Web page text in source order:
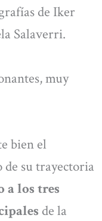
de Iker
Salaverri.
muy
bien el
su trayectoria
a los tres
de la